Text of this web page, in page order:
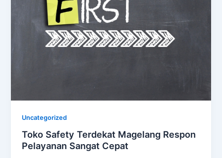
Uncategorized
Toko Safety Terdekat Magelang Respon
Pelayanan Sangat Cepat